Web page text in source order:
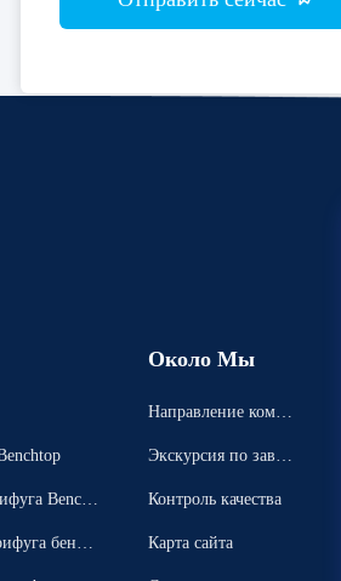
Bencht
бенхт
Около Мы
Направление компа
Экскурсия по завод
Контроль качества
Карта сайта